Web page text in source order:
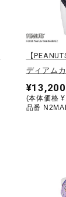
【
ディアム
¥13,200
(本体価格
品番